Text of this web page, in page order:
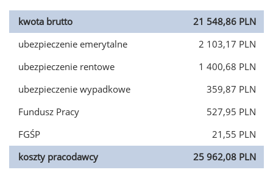
kwota brutto
21 548,86 PLN
ubezpieczenie emerytalne
2 103,17 PLN
ubezpieczenie rentowe
1 400,68 PLN
ubezpieczenie wypadkowe
359,87 PLN
Fundusz Pracy
527,95 PLN
FGŚP
21,55 PLN
koszty pracodawcy
25 962,08 PLN